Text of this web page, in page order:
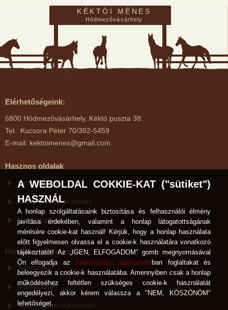
KÉKTÓI MÉNES
Hódmezővásárhely
Elérhetőségeink:
6800 Hódmezővásárhely, Kéktó puszta 38.
Tel.: Kucsora Péter 70/382-5459
E-mail: kektoimenes@gmail.com
Hasznos oldalak
Kezdőlap
Kéktói Ménes története
Szolgáltatások
Hasznos Információk
Kapcsolat
Impresszum
Adatkezelési tájékoztató
A WEBOLDAL COKKIE-KAT ("sütiket")
HASZNÁL
A honlap szolgáltatásaink biztosítása és felhasználói élmény
javítása érdekében, valamint a honlap látogatottságának
mérésére cookie-kat használ! Kérjük, hogy a honlap használata
előtt figyelmesen olvassa el a cookie-k használatára vonatkozó
tájékoztatót! Az „IGEN, ELFOGADOM” gomb megnyomásával
Ön elfogadja az Adatkezelési tájékoztatóban foglaltakat és
beleegyezik a cookie-k használatába. Amennyiben csak a honlap
működéséhez feltétlen szükséges cookie-k használatát
engedélyezi, akkor kérem válassza a "NEM, KÖSZÖNÖM"
lehetőséget.